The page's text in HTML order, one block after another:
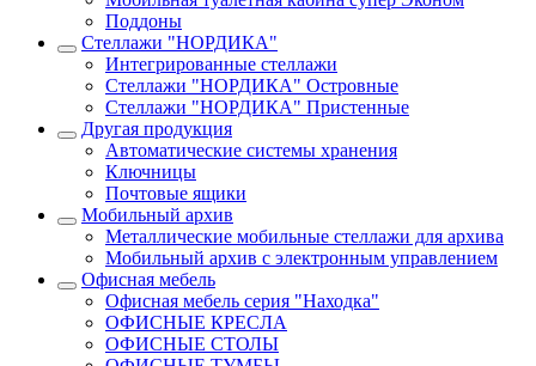
Поддоны
Стеллажи "НОРДИКА"
Интегрированные стеллажи
Стеллажи "НОРДИКА" Островные
Стеллажи "НОРДИКА" Пристенные
Другая продукция
Автоматические системы хранения
Ключницы
Почтовые ящики
Мобильный архив
Металлические мобильные стеллажи для архива
Мобильный архив с электронным управлением
Офисная мебель
Офисная мебель серия "Находка"
ОФИСНЫЕ КРЕСЛА
ОФИСНЫЕ СТОЛЫ